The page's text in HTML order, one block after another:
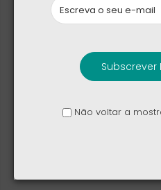
AMOLED
Tamanho Ecrã
1.4” (35.56 mm) diameter
Subscrever
Não voltar a